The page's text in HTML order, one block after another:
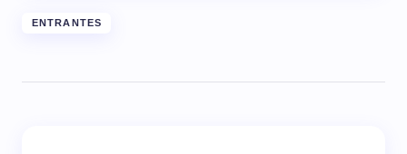
ENTRANTES